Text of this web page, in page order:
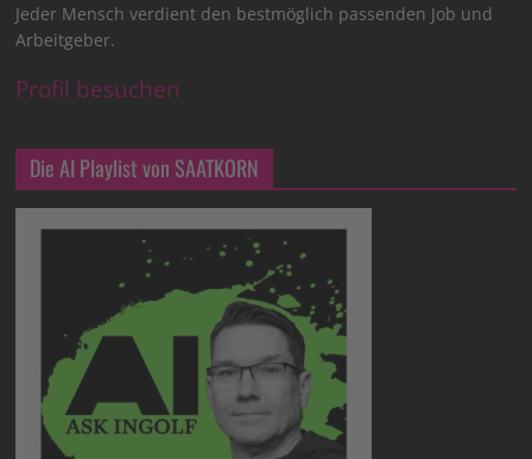
Jeder Mensch verdient den bestmöglich passenden Job und
Arbeitgeber.
Profil besuchen
Die AI Playlist von SAATKORN